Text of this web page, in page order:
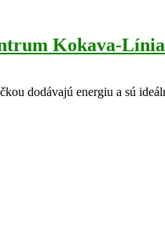
Kokava-Línia
dodávajú energiu a sú